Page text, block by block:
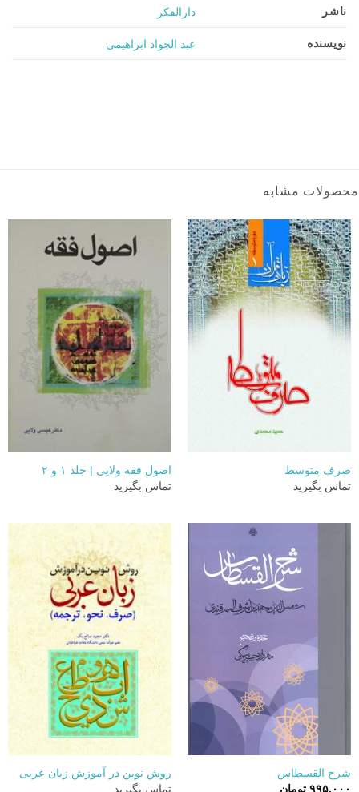
ناشر دارالفکر
نویسنده عبد الجواد ابراهیمی
محصولات مشابه
صرف متوسط
تماس بگیرید
اصول فقه ولایی | جلد ۱ و ۲
تماس بگیرید
شرح القسطاس
۹۹۵.۰۰۰ تومان
روش نوین در آموزش زبان عربی
تماس بگیرید